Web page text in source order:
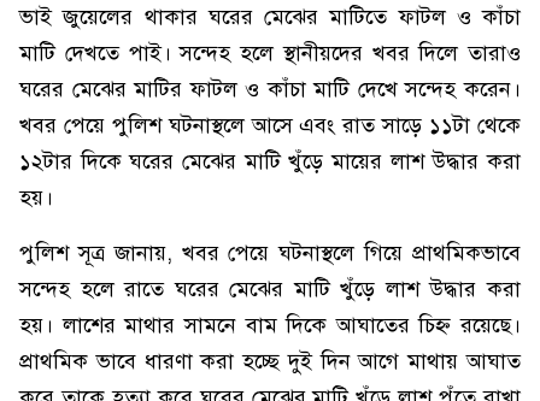
ভাই জুয়েলের থাকার ঘরের মেঝের মাটিতে ফাটল ও কাঁচা
মাটি দেখতে পাই। সন্দেহ হলে স্থানীয়দের খবর দিলে তারাও
ঘরের মেঝের মাটির ফাটল ও কাঁচা মাটি দেখে সন্দেহ করেন।
খবর পেয়ে পুলিশ ঘটনাস্থলে আসে এবং রাত সাড়ে ১১টা থেকে
১২টার দিকে ঘরের মেঝের মাটি খুঁড়ে মায়ের লাশ উদ্ধার করা
হয়।
পুলিশ সূত্র জানায়, খবর পেয়ে ঘটনাস্থলে গিয়ে প্রাথমিকভাবে
সন্দেহ হলে রাতে ঘরের মেঝের মাটি খুঁড়ে লাশ উদ্ধার করা
হয়। লাশের মাথার সামনে বাম দিকে আঘাতের চিহ্ন রয়েছে।
প্রাথমিক ভাবে ধারণা করা হচ্ছে দুই দিন আগে মাথায় আঘাত